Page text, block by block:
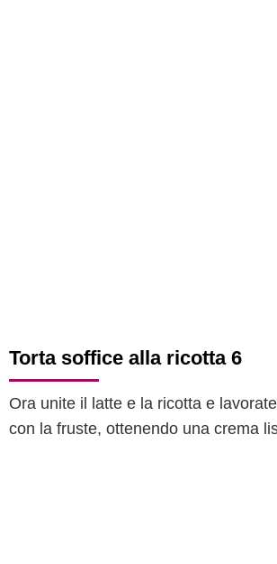
Torta soffice alla ricotta 6
Ora unite il latte e la ricotta e
con la fruste, ottenendo una crema